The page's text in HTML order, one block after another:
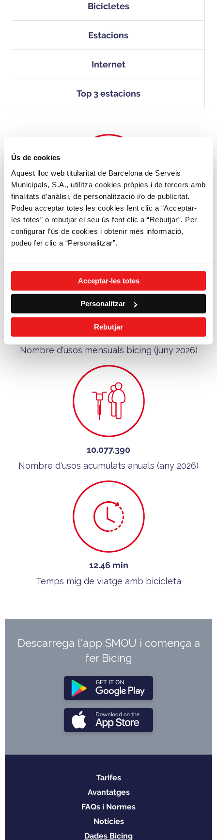
Ús de cookies
Aquest lloc web titularitat de Barcelona de Serveis
Municipals, S.A., utilitza cookies pròpies i de tercers amb
finalitats d’anàlisi, de personalització i/o de publicitat.
Podeu acceptar totes les cookies fent clic a “Acceptar-
les totes” o rebutjar el seu ús fent clic a “Rebutjar”. Per
configurar l’ús de cookies i obtenir més informació,
podeu fer clic a “Personalitzar”.
Acceptar-les totes
Personalitzar
Rebutjar
Bicicletes
Estacions
Internet
Top 3 estacions
170.052
Nombre d'abonats bicing
1.885.714
Nombre d'usos mensuals bicing (juny 2026)
10.077.390
Nombre d'usos acumulats anuals (any 2026)
12.46 min
Temps mig de viatge amb bicicleta
Descarrega l'app SMOU i comença a
fer Bicing
Tarifes
Avantatges
FAQs i Normes
Notícies
Dades Bicing